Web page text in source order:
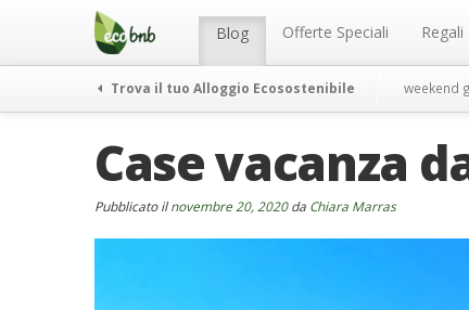
Menu Blog Offerte Speciali Regali
Trova il tuo Alloggio Ecosostenibile weekend
Case vacanza
Pubblicato ilnovembre 20, 2020da Chiara Marras